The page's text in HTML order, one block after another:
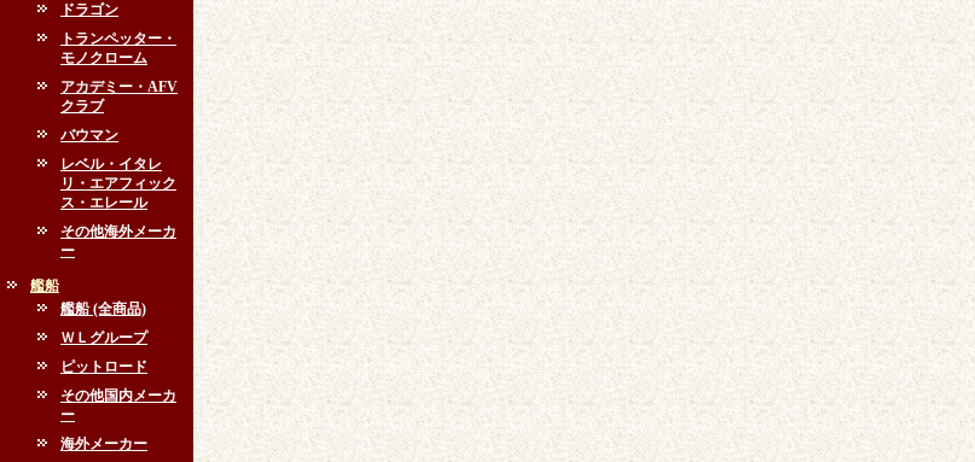
ドラゴン
トランペッター・
モノクローム
アカデミー・AFV
クラブ
バウマン
レベル・イタレ
リ・エアフィック
ス・エレール
その他海外メーカ
ー
艦船
艦船 (全商品)
ＷＬグループ
ピットロード
その他国内メーカ
ー
海外メーカー